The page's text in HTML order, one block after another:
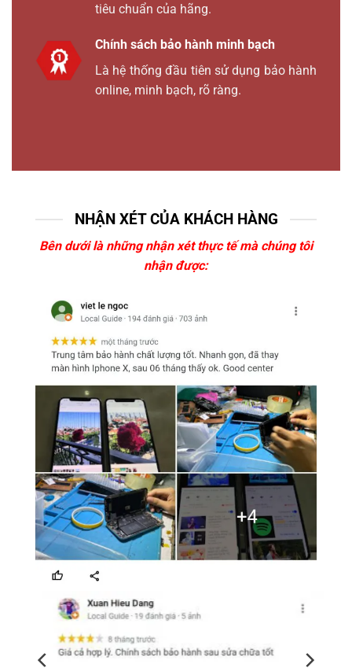
tiêu chuẩn của hãng.
Chính sách bảo hành minh bạch
Là hệ thống đầu tiên sử dụng bảo hành
online, minh bạch, rõ ràng.
NHẬN XÉT CỦA KHÁCH HÀNG
Bên dưới là những nhận xét thực tế mà chúng tôi
nhận được: